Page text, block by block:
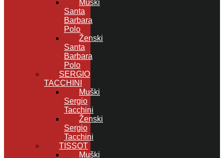
Muški
Santa
Barbara
Polo
Ženski
Santa
Barbara
Polo
SERGIO
TACCHINI
Muški
Sergio
Tacchini
Ženski
Sergio
Tacchini
TISSOT
Muški